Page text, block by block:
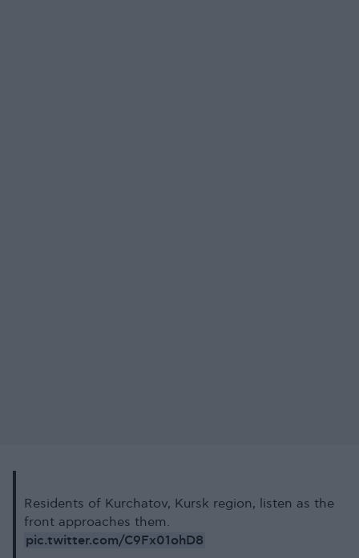
Residents of Kurchatov, Kursk region, listen as the
front approaches them.
pic.twitter.com/C9Fx01ohD8